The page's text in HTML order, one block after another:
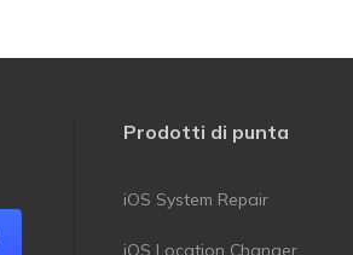
Prodotti di punta
iOS System Repair
iOS Location Changer